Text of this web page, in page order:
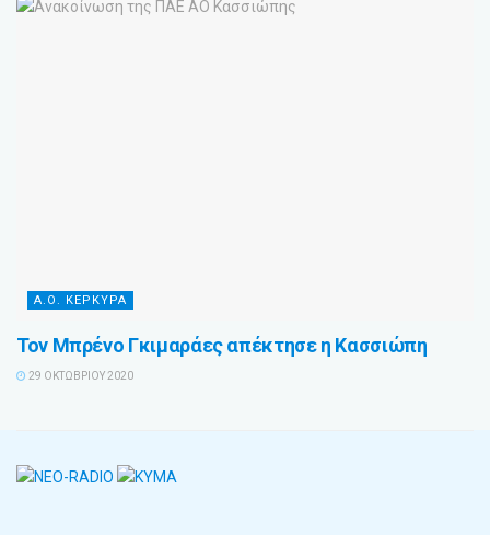
Α.Ο. ΚΕΡΚΥΡΑ
Τον Μπρένο Γκιμαράες απέκτησε η Κασσιώπη
29 ΟΚΤΩΒΡΊΟΥ 2020